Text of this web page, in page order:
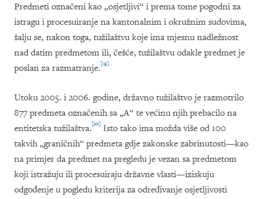
Predmeti označeni kao „osjetljivi“ i prema tome pogodni za
istragu i procesuiranje na kantonalnim i okružnim sudovima,
šalju se, nakon toga, tužilaštvu koje ima mjesnu nadležnost
nad datim predmetom ili, češće, tužilaštvu odakle predmet je
poslan za razmatranje.[19]
Utoku 2005. i 2006. godine, državno tužilaštvo je razmotrilo
877 predmeta označenih sa „A“ te većinu njih prebacilo na
entitetska tužilaštva.[20] Isto tako ima možda više od 100
takvih „graničnih“ predmeta gdje zakonske zabrinutosti—kao
na primjer da predmet na pregledu je vezan sa predmetom
koji istražuju ili procesuiraju državne vlasti—iziskuju
odgođenje u pogledu kriterija za određivanje osjetljivosti